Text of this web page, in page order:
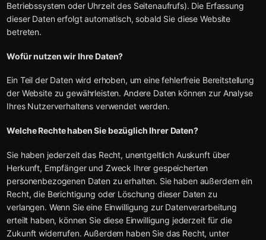
Betriebssystem oder Uhrzeit des Seitenaufrufs). Die Erfassung
dieser Daten erfolgt automatisch, sobald Sie diese Website
betreten.
Wofür nutzen wir Ihre Daten?
Ein Teil der Daten wird erhoben, um eine fehlerfreie Bereitstellung
der Website zu gewährleisten. Andere Daten können zur Analyse
Ihres Nutzerverhaltens verwendet werden.
Welche Rechte haben Sie bezüglich Ihrer Daten?
Sie haben jederzeit das Recht, unentgeltlich Auskunft über
Herkunft, Empfänger und Zweck Ihrer gespeicherten
personenbezogenen Daten zu erhalten. Sie haben außerdem ein
Recht, die Berichtigung oder Löschung dieser Daten zu
verlangen. Wenn Sie eine Einwilligung zur Datenverarbeitung
erteilt haben, können Sie diese Einwilligung jederzeit für die
Zukunft widerrufen. Außerdem haben Sie das Recht, unter